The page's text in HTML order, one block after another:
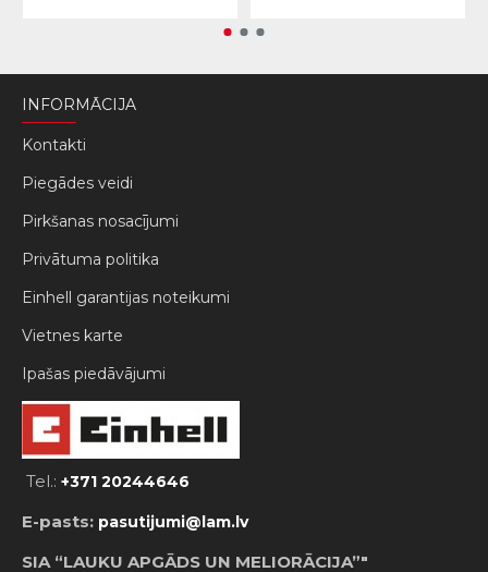
INFORMĀCIJA
Kontakti
Piegādes veidi
Pirkšanas nosacījumi
Privātuma politika
Einhell garantijas noteikumi
Vietnes karte
Ipašas piedāvājumi
Tel.: +371 20244646
E-pasts: pasutijumi@lam.lv
SIA “LAUKU APGĀDS UN MELIORĀCIJA”"